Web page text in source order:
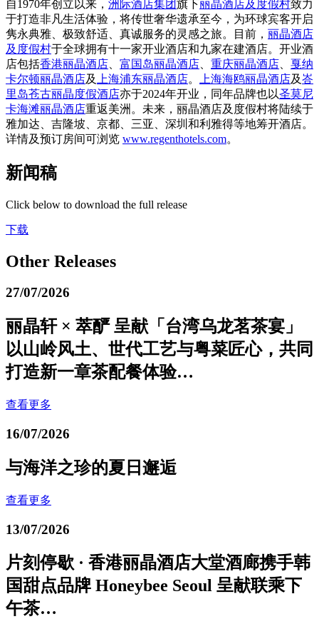
自1970年创立以来， 洲际酒店集团旗下丽晶酒店及度假村致力
于打造非凡生活体验，将传世奢华遗承至今，为环球宾客开启
隽永典雅、极致舒适、真诚服务的灵感之旅。目前， 丽晶酒店
及度假村于全球拥有十一家开业酒店和九家在建酒店。开业酒
店包括香港丽晶酒店 富国岛丽晶酒店 重庆丽晶酒店
戛纳
卡尔顿丽晶酒店及 上海浦东丽晶酒店。 上海海鸥丽晶酒店及峇
里岛苍古丽晶度假酒店亦于2024年开业，同年品牌也以圣莫尼
卡海滩丽晶酒店重返美洲。未来，丽晶酒店及度假村将陆续于
雅加达、吉隆坡、京都、三亚、深圳和利雅得等地筹开酒店。
详情及预订房间可浏览 www.regenthotels.com。
新闻稿
Click below to download the full release
下载
Other Releases
27/07/2026
丽晶轩 × 萃酽 呈献「台湾乌龙茗茶宴」
以山岭风土、世代工艺与粤菜匠心，共同
打造新一章茶配餐体验…
查看更多
16/07/2026
与海洋之珍的夏日邂逅
查看更多
13/07/2026
片刻停歇 · 香港丽晶酒店大堂酒廊携手韩
国甜点品牌 Honeybee Seoul 呈献联乘下
午茶…